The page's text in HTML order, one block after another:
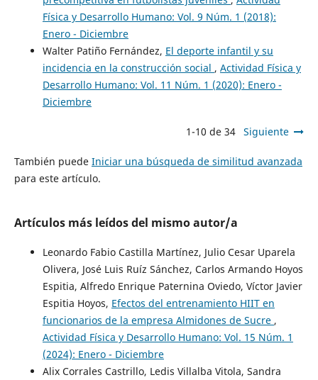
Física y Desarrollo Humano: Vol. 9 Núm. 1 (2018):
Enero - Diciembre
Walter Patiño Fernández, El deporte infantil y su
incidencia en la construcción social , Actividad Física y
Desarrollo Humano: Vol. 11 Núm. 1 (2020): Enero -
Diciembre
1-10 de 34 Siguiente
También puede Iniciar una búsqueda de similitud avanzada
para este artículo.
Artículos más leídos del mismo autor/a
Leonardo Fabio Castilla Martínez, Julio Cesar Uparela
Olivera, José Luis Ruíz Sánchez, Carlos Armando Hoyos
Espitia, Alfredo Enrique Paternina Oviedo, Víctor Javier
Espitia Hoyos, Efectos del entrenamiento HIIT en
funcionarios de la empresa Almidones de Sucre ,
Actividad Física y Desarrollo Humano: Vol. 15 Núm. 1
(2024): Enero - Diciembre
Alix Corrales Castrillo, Ledis Villalba Vitola, Sandra